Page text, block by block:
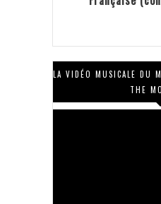
LA VIDÉO MUSICALE DU
THE